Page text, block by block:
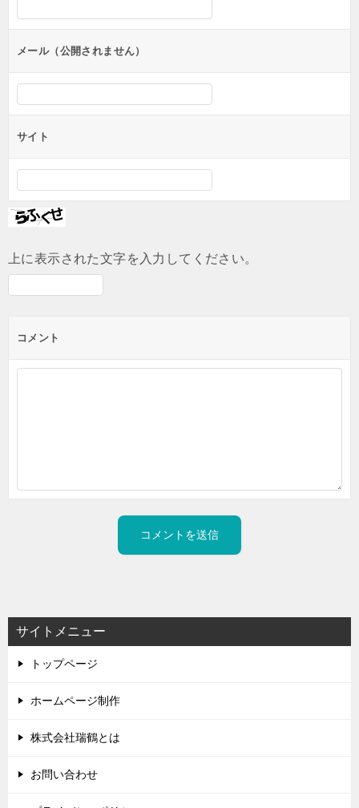
ョ
ンメール（公開されません）
サイト
上に表示された文字を入力してください。
コメント
サイトメニュー
トップページ
ホームページ制作
株式会社瑞鶴とは
お問い合わせ